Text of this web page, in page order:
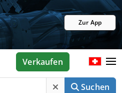
Zur App
Suchen
Verkaufen